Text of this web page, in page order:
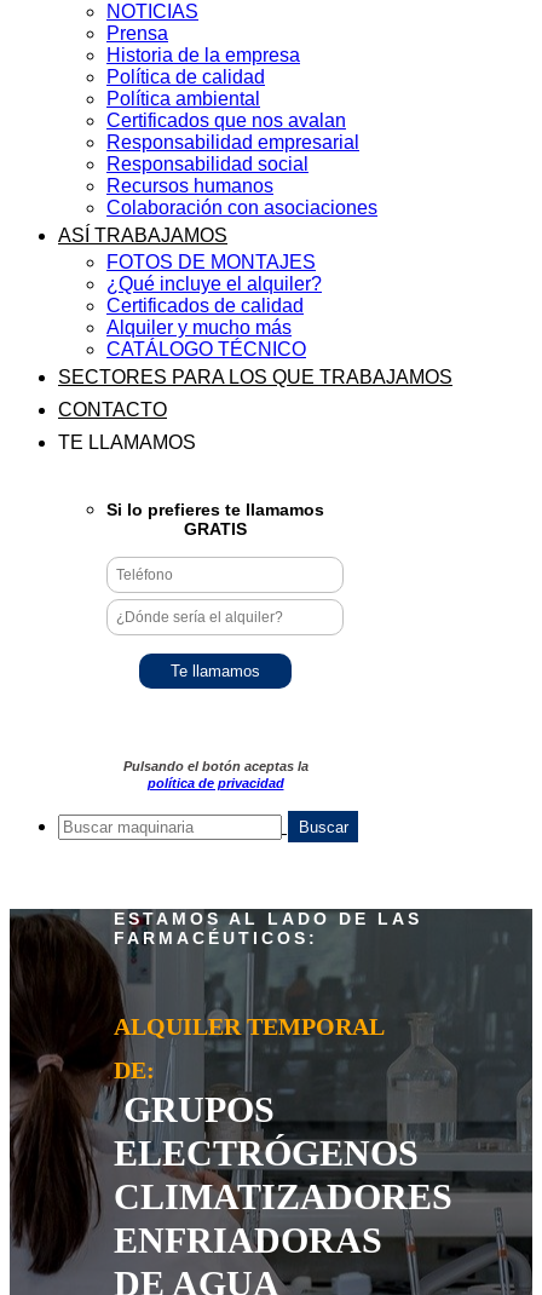
NOTICIAS
Prensa
Historia de la empresa
Política de calidad
Política ambiental
Certificados que nos avalan
Responsabilidad empresarial
Responsabilidad social
Recursos humanos
Colaboración con asociaciones
ASÍ TRABAJAMOS
FOTOS DE MONTAJES
¿Qué incluye el alquiler?
Certificados de calidad
Alquiler y mucho más
CATÁLOGO TÉCNICO
SECTORES PARA LOS QUE TRABAJAMOS
CONTACTO
TE LLAMAMOS
Si lo prefieres te llamamos
GRATIS
Pulsando el botón aceptas la
política de privacidad
ESTAMOS AL LADO DE LAS
FARMACÉUTICOS:
ALQUILER TEMPORAL
DE:
GRUPOS
ELECTRÓGENOS
CLIMATIZADORES
ENFRIADORAS
DE AGUA